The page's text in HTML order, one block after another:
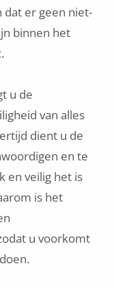
er geen niet-
binnen het
u de
van alles
dient u de
en te
en veilig het is
is het
u voorkomt